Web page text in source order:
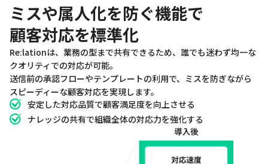
ミスや属人化を防ぐ機能で
顧客対応を標準化
Re:lationは、業務の型まで共有できるため、誰でも迷わず均一な
クオリティでの対応が可能。
送信前の承認フローやテンプレートの利用で、ミスを防ぎながら
スピーディーな顧客対応を実現します。
安定した対応品質で顧客満足度を向上させる
ナレッジの共有で組織全体の対応力を強化する